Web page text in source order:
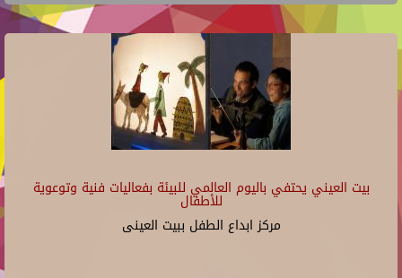
بيت العيني يحتفي باليوم العالمي للبيئة بفعاليات فنية وتوعوية
للأطفال
مركز ابداع الطفل ببيت العينى